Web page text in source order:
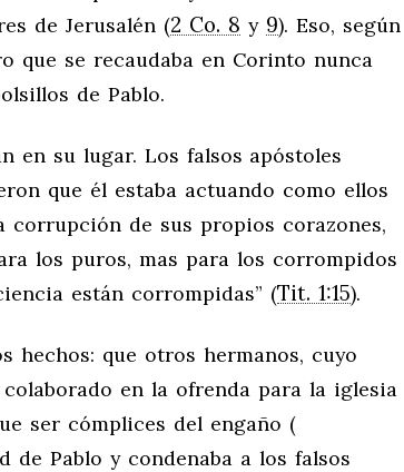
de Jerusalén (2 Co. 8 y 9). Eso, según
que se recaudaba en Corinto nunca
de Pablo.
en su lugar. Los falsos apóstoles
que él estaba actuando como ellos
corrupción de sus propios corazones,
los puros, mas para los corrompidos
están corrompidas” (Tit. 1:15).
hechos: que otros hermanos, cuyo
en la ofrenda para la iglesia
ser cómplices del engaño (
Pablo y condenaba a los falsos